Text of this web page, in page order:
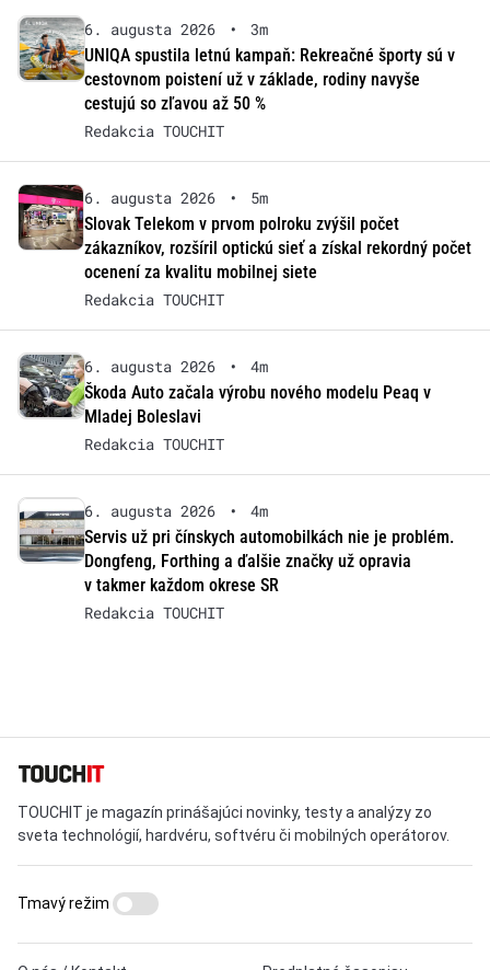
6. augusta 2026 •
3m
UNIQA spustila letnú kampaň: Rekreačné športy sú v
cestovnom poistení už v základe, rodiny navyše
cestujú so zľavou až 50 %
Redakcia TOUCHIT
6. augusta 2026 •
5m
Slovak Telekom v prvom polroku zvýšil počet
zákazníkov, rozšíril optickú sieť a získal rekordný počet
ocenení za kvalitu mobilnej siete
Redakcia TOUCHIT
6. augusta 2026 •
4m
Škoda Auto začala výrobu nového modelu Peaq v
Mladej Boleslavi
Redakcia TOUCHIT
6. augusta 2026 •
4m
Servis už pri čínskych automobilkách nie je problém.
Dongfeng, Forthing a ďalšie značky už opravia
v takmer každom okrese SR
Redakcia TOUCHIT
TOUCHIT je magazín prinášajúci novinky, testy a analýzy zo
sveta technológií, hardvéru, softvéru či mobilných operátorov.
Tmavý režim